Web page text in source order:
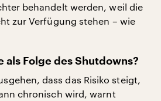
behandelt werden, weil die
zur Verfügung stehen – wie
als Folge des Shutdowns?
dass das Risiko steigt,
chronisch wird, warnt